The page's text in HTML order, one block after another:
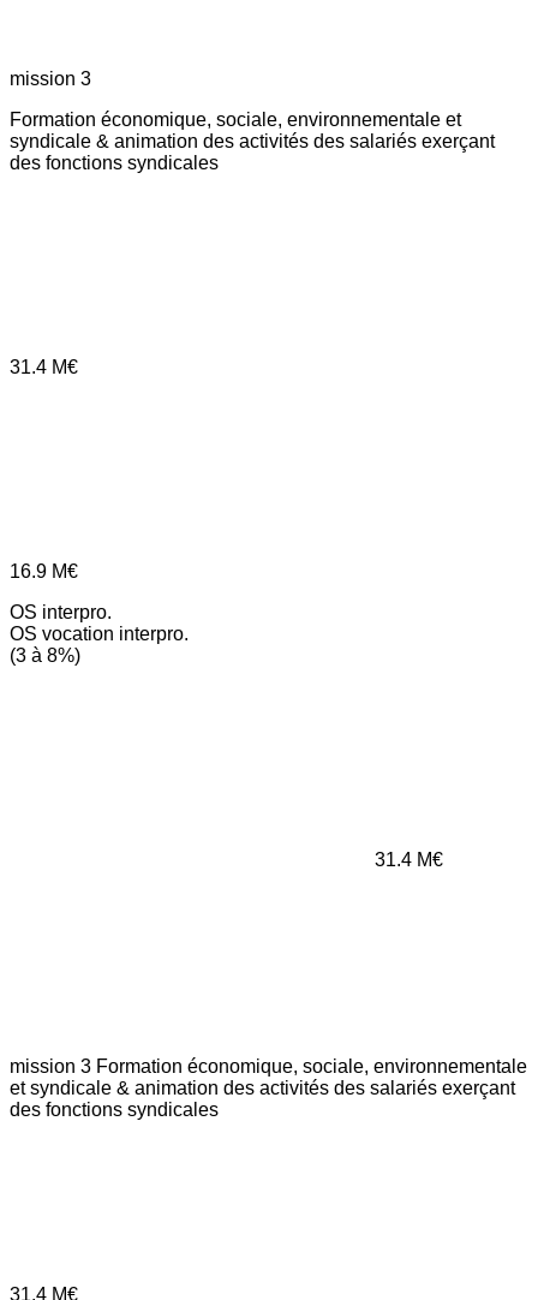
mission 3
Formation économique, sociale, environnementale et
syndicale & animation des activités des salariés exerçant
des fonctions syndicales
31.4 M€
16.9 M€
OS interpro.
OS vocation interpro.
(3 à 8%)
31.4 M€
mission 3 Formation économique, sociale, environnementale
et syndicale & animation des activités des salariés exerçant
des fonctions syndicales
31.4 M€